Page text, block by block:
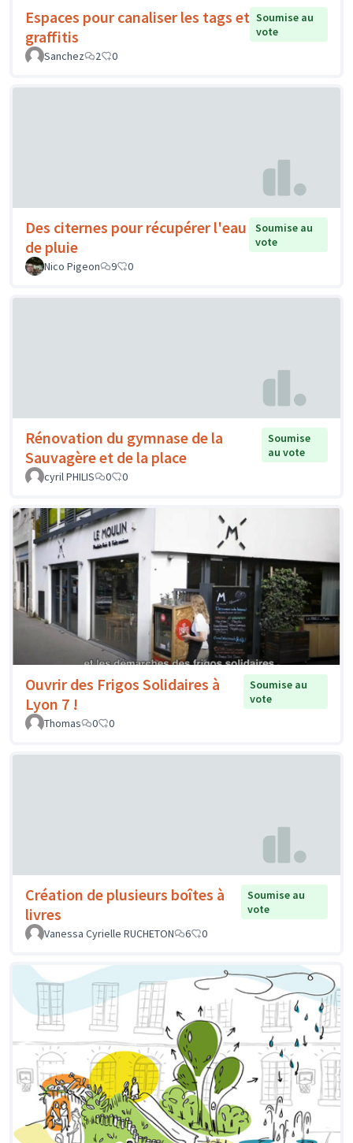
Espaces pour canaliser les tags et
graffitis
Soumise au
vote
Sanchez
2 0
Des citernes pour récupérer l'eau
de pluie
Soumise au
vote
Nico Pigeon
9 0
Rénovation du gymnase de la
Sauvagère et de la place
Soumise
au vote
cyril PHILIS
0 0
Ouvrir des Frigos Solidaires à
Lyon 7 !
Soumise au
vote
Thomas
0 0
Création de plusieurs boîtes à
livres
Soumise au
vote
Vanessa Cyrielle RUCHETON
6 0